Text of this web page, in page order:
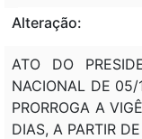
Alteração:
ATO DO
NACIONAL DE
PRORROGA A
DIAS, A PARTIR